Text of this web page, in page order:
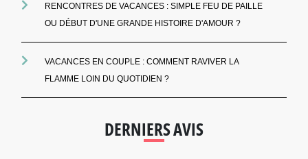
RENCONTRES DE VACANCES : SIMPLE FEU DE PAILLE
OU DÉBUT D'UNE GRANDE HISTOIRE D'AMOUR ?
VACANCES EN COUPLE : COMMENT RAVIVER LA
FLAMME LOIN DU QUOTIDIEN ?
DERNIERS AVIS